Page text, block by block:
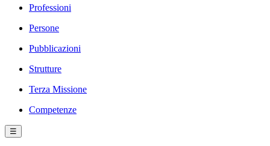
Professioni
Persone
Pubblicazioni
Strutture
Terza Missione
Competenze
☰